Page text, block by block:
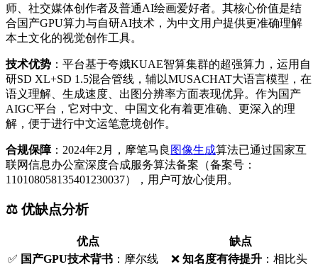
师、社交媒体创作者及普通AI绘画爱好者。其核心价值是结
合国产GPU算力与自研AI技术，为中文用户提供更准确理解
本土文化的视觉创作工具。
技术优势 ：平台基于夸娥KUAE智算集群的超强算力，运用自
研SD XL+SD 1.5混合管线，辅以MUSACHAT大语言模型，在
语义理解、生成速度、出图分辨率方面表现优异。作为国产
AIGC平台，它对中文、中国文化有着更准确、更深入的理
解，便于进行中文运笔意境创作。
合规保障：2024年2月，摩笔马良 图像生成算法已通过国家互
联网信息办公室深度合成服务算法备案（备案号：
110108058135401230037），用户可放心使用。
⚖️ 优缺点分析
优点
缺点
✅ 国产GPU技术背书 ：摩尔线
❌ 知名度有待提升 ：相比头